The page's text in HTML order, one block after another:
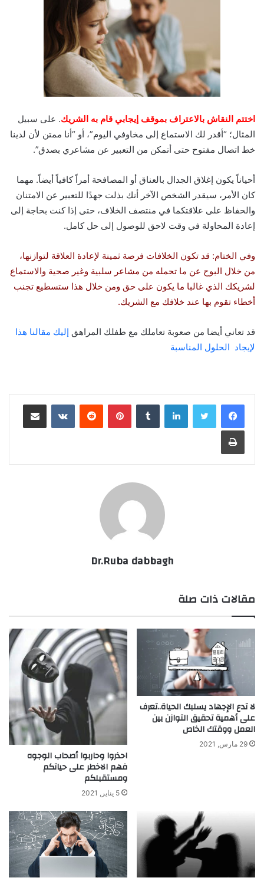
اختتم النقاش بالاعتراف بموقف إيجابي قام به الشريك. على سبيل
المثال؛ “أقدر لك الاستماع إلى مخاوفي اليوم”، أو “أنا ممتن لأن لدينا
خط اتصال مفتوح حتى أتمكن من التعبير عن مشاعري بصدق”.
أحياناً يكون إغلاق الجدال بالعناق أو المصافحة أمراً كافياً أيضاً. مهما
كان الأمر، سيقدر الشخص الآخر أنك بذلت جهدًا للتعبير عن الامتنان
والحفاظ على علاقتكما في منتصف الخلاف، حتى إذا كنت بحاجة إلى
إعادة المحاولة في وقت لاحق للوصول إلى حل كامل.
وفي الختام: قد تكون الخلافات فرصة ثمينة لإعادة العلاقة لتوازنها،
من خلال البوح عن ما تحمله من مشاعر سلبية وغير صحية والاستماع
لشريكك الذي غالبا ما يكون على حق ومن خلال هذا ستسطيع تجنب
أخطاء تقوم بها عند خلافك مع الشريك.
قد تعاني أيضا من صعوبة تعاملك مع طفلك المراهق إليك مقالنا هذا
لإيجاد الحلول المناسبة
لينكدإن بينتيريست
Dr.Ruba dabbagh
مقالات ذات صلة
لا تدع الإجهاد يسلبك الحياة..تعرف
على أهمية تحقيق التوازن بين
العمل ووقتك الخاص
29 مارس, 2021
احذروا وحاربوا أصحاب الوجوه
فهم الاخطر على حياتكم
ومستقبلكم
5 يناير, 2021